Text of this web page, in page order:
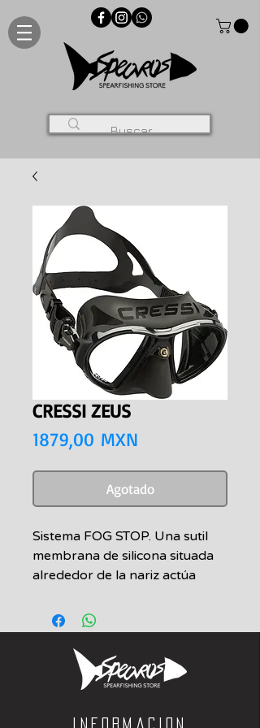
CRESSI ZEUS
1879,00 MXN
Agotado
Sistema FOG STOP. Una sutil
membrana de silicona situada
alrededor de la nariz actúa
caliente que parte de la nariz al
compensar la presión exterior
no se dirija directamente a los
cristales reduciendo la
tendencia al empañamiento
Informacion